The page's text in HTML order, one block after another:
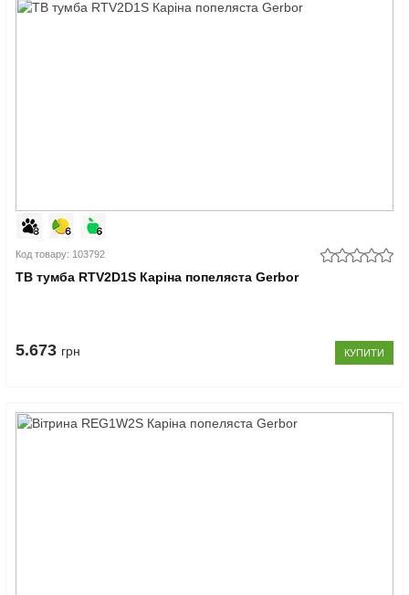
Код товару: 103792
ТВ тумба RTV2D1S Каріна попеляста Gerbor
5.673 грн КУПИТИ